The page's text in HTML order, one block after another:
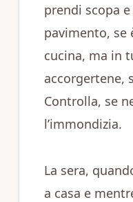
prendi scopa
pavimento, se
cucina, ma in
accorgertene,
Controlla, se
l’immondizia.
La sera,
a casa e